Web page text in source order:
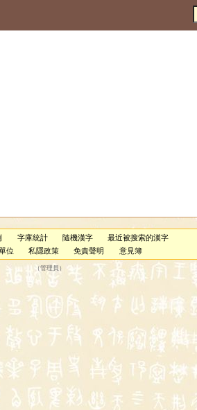
字庫統計 隨機漢字
最近被搜索的漢字
位 私隱政策 免責聲明 意見簿
（管理員 ）